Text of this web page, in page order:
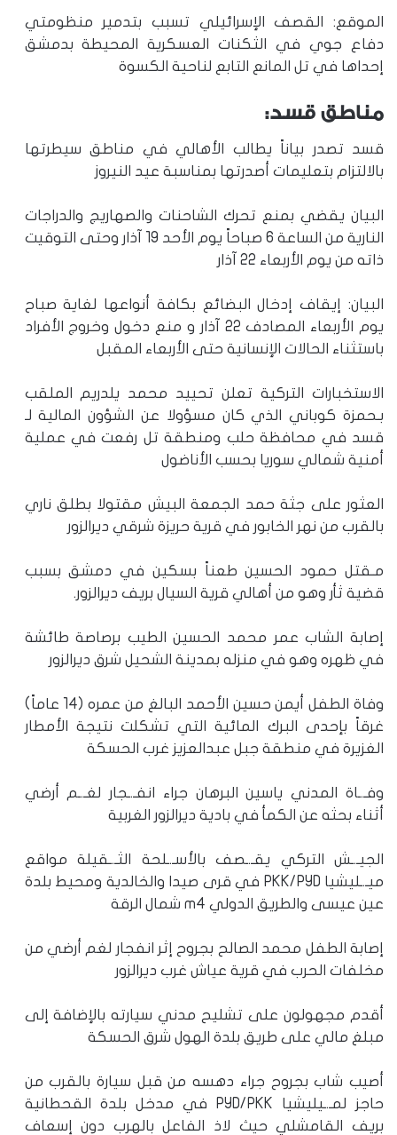
الموقع: القصف الإسرائيلي تسبب بتدمير منظومتي
دفاع جوي في الثكنات العسكرية المحيطة بدمشق
إحداها في تل المانع التابع لناحية الكسوة
مناطق قسد:
قسد تصدر بياناً يطالب الأهالي في مناطق سيطرتها
بالالتزام بتعليمات أصدرتها بمناسبة عيد النيروز
البيان يقضي بمنع تحرك الشاحنات والصهاريج والدراجات
النارية من الساعة 6 صباحاً يوم الأحد 19 آذار وحتى التوقيت
ذاته من يوم الأربعاء 22 آذار
البيان: إيقاف إدخال البضائع بكافة أنواعها لغاية صباح
يوم الأربعاء المصادف 22 آذار و منع دخول وخروج الأفراد
باستثناء الحالات الإنسانية حتى الأربعاء المقبل
الاستخبارات التركية تعلن تحييد محمد يلدريم الملقب
بـحمزة كوباني الذي كان مسؤولا عن الشؤون المالية لـ
قسد في محافظة حلب ومنطقة تل رفعت في عملية
أمنية شمالي سوريا بحسب الأناضول
العثور على جثة حمد الجمعة البيش مقتولا بطلق ناري
بالقرب من نهر الخابور في قرية حريزة شرقي ديرالزور
مـقتل حمود الحسين طعناً بسكين في دمشق بسبب
قضية ثأر وهو من أهالي قرية السيال بريف ديرالزور.
إصابة الشاب عمر محمد الحسين الطيب برصاصة طائشة
في ظهره وهو في منزله بمدينة الشحيل شرق ديرالزور
وفاة الطفل أيمن حسين الأحمد البالغ من عمره (14 عاماً)
غرقاً بإحدى البرك المائية التي تشكلت نتيجة الأمطار
الغزيرة في منطقة جبل عبدالعزيز غرب الحسكة
وفـ.ـاة المدني ياسين البرهان جراء انفـ.ـجار لغـ.ـم أرضي
أثناء بحثه عن الكمأ في بادية ديرالزور الغربية
الجيـ.ـش التركي يقـ.ـصف بالأسـ.ـلحة الثـ.ـقيلة مواقع
ميـ.ـليشيا PKK/PYD في قرى صيدا والخالدية ومحيط بلدة
عين عيسى والطريق الدولي m4 شمال الرقة
إصابة الطفل محمد الصالح بجروح إثر انفجار لغم أرضي من
مخلفات الحرب في قرية عياش غرب ديرالزور
أقدم مجهولون على تشليح مدني سيارته بالإضافة إلى
مبلغ مالي على طريق بلدة الهول شرق الحسكة
أصيب شاب بجروح جراء دهسه من قبل سيارة بالقرب من
حاجز لمـ.ـيليشيا PYD/PKK في مدخل بلدة القحطانية
بريف القامشلي حيث لاذ الفاعل بالهرب دون إسعاف